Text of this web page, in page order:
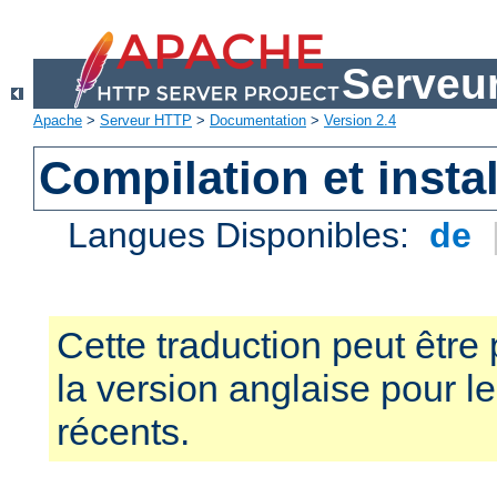
Apache > Serveur HTTP > Documentation > Version 2.4
Compilation et
Langues Disponibles: de
Cette traduction peut être
la version anglaise pour
récents.